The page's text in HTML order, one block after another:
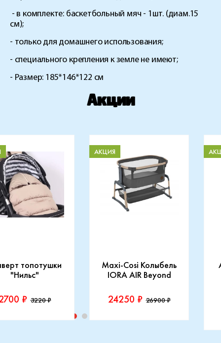
- в комплекте: баскетбольный мяч - 1шт. (диам.15
см);
- только для домашнего использования;
- специального крепления к земле не имеют;
- Размер: 185*146*122 см
Акции
топотушки
"Нильс"
₽ 3220 ₽
Maxi-Cosi Колыбель
IORA AIR Beyond
АКЦИЯ
24250 ₽ 26900 ₽
Производитель::